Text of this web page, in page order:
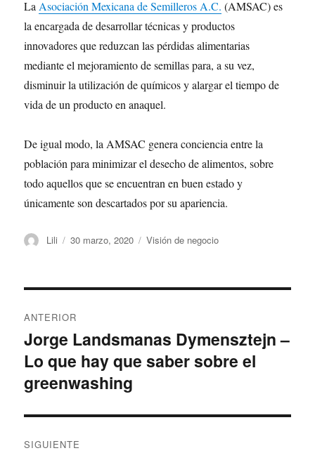
La Asociación Mexicana de Semilleros A.C. (AMSAC) es
la encargada de desarrollar técnicas y productos
innovadores que reduzcan las pérdidas alimentarias
mediante el mejoramiento de semillas para, a su vez,
disminuir la utilización de químicos y alargar el tiempo de
vida de un producto en anaquel.
De igual modo, la AMSAC genera conciencia entre la
población para minimizar el desecho de alimentos, sobre
todo aquellos que se encuentran en buen estado y
únicamente son descartados por su apariencia.
Autor
Lili
Publicado
30 marzo, 2020 Categorías
Visión de negocio
de
entradas
ANTERIOR
Entrada
anterior:
Jorge Landsmanas Dymensztejn –
Lo que hay que saber sobre el
greenwashing
SIGUIENTE